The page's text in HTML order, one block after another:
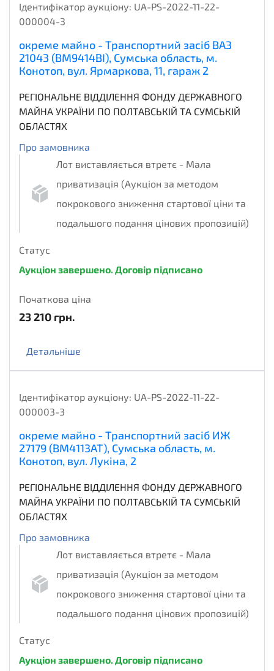
Ідентифікатор аукціону: UA-PS-2022-11-22-
000004-3
окреме майно - Транспортний засіб ВАЗ
21043 (ВМ9414ВІ), Сумська область, м.
Конотоп, вул. Ярмаркова, 11, гараж 2
РЕГІОНАЛЬНЕ ВІДДІЛЕННЯ ФОНДУ ДЕРЖАВНОГО
МАЙНА УКРАЇНИ ПО ПОЛТАВСЬКІЙ ТА СУМСЬКІЙ
ОБЛАСТЯХ
Про замовника
Лот виставляється втретє - Мала
приватизація (Аукціон за методом
покрокового зниження стартової ціни та
подальшого подання цінових пропозицій)
Статус
Аукціон завершено. Договір підписано
Початкова ціна
23 210 грн.
Детальніше
Ідентифікатор аукціону: UA-PS-2022-11-22-
000003-3
окреме майно - Транспортний засіб ИЖ
27179 (ВМ4113АТ), Сумська область, м.
Конотоп, вул. Лукіна, 2
РЕГІОНАЛЬНЕ ВІДДІЛЕННЯ ФОНДУ ДЕРЖАВНОГО
МАЙНА УКРАЇНИ ПО ПОЛТАВСЬКІЙ ТА СУМСЬКІЙ
ОБЛАСТЯХ
Про замовника
Лот виставляється втретє - Мала
приватизація (Аукціон за методом
покрокового зниження стартової ціни та
подальшого подання цінових пропозицій)
Статус
Аукціон завершено. Договір підписано